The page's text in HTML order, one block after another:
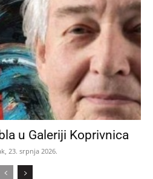
u Galeriji Koprivnica
23. srpnja 2026.